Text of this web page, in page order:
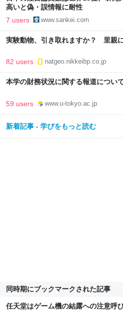
高いと偽・誤情報に耐性
7 users www.sankei.com
実験動物、引き取れますか？ 里親
82 users natgeo.nikkeibp.co.jp
本学の財務状況に関する報道につい
59 users www.u-tokyo.ac.jp
新着記事 - 学びをもっと読む
同時期にブックマークされた記事
任天堂はゲーム機の結露への注意